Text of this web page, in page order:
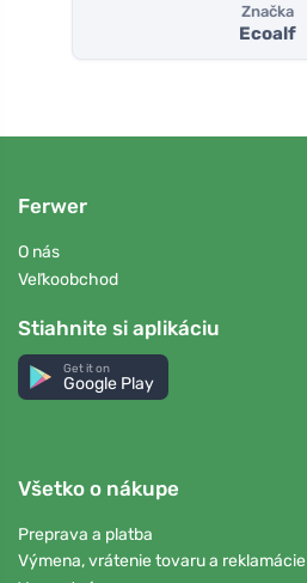
Značka
Ecoalf
Ferwer
O nás
Veľkoobchod
Stiahnite si aplikáciu
Get it on
Google Play
Všetko o nákupe
Preprava a platba
Výmena, vrátenie tovaru a reklamácie